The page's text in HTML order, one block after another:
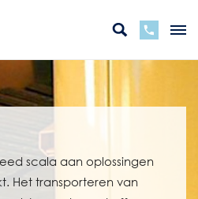
scala aan oplossingen
Het transporteren van